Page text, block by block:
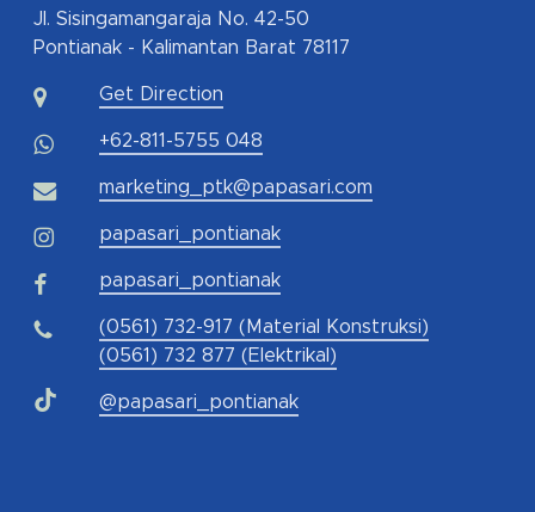
Jl. Sisingamangaraja No. 42-50
Pontianak - Kalimantan Barat 78117
Get Direction
+62-811-5755 048
marketing_ptk@papasari.com
papasari_pontianak
papasari_pontianak
(0561) 732-917 (Material Konstruksi)
(0561) 732 877 (Elektrikal)
@papasari_pontianak